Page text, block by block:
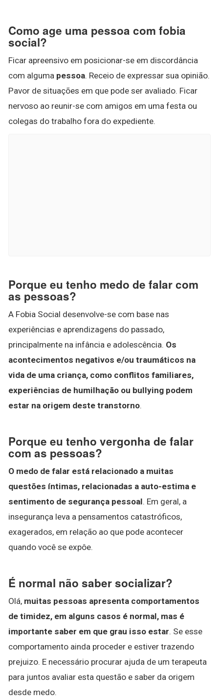
Como age uma pessoa com fobia
social?
Ficar apreensivo em posicionar-se em discordância
com alguma pessoa. Receio de expressar sua opinião.
Pavor de situações em que pode ser avaliado. Ficar
nervoso ao reunir-se com amigos em uma festa ou
colegas do trabalho fora do expediente.
Porque eu tenho medo de falar com
as pessoas?
A Fobia Social desenvolve-se com base nas
experiências e aprendizagens do passado,
principalmente na infância e adolescência. Os
acontecimentos negativos e/ou traumáticos na
vida de uma criança, como conflitos familiares,
experiências de humilhação ou bullying podem
estar na origem deste transtorno.
Porque eu tenho vergonha de falar
com as pessoas?
O medo de falar está relacionado a muitas
questões íntimas, relacionadas a auto-estima e
sentimento de segurança pessoal. Em geral, a
insegurança leva a pensamentos catastróficos,
exagerados, em relação ao que pode acontecer
quando você se expôe.
É normal não saber socializar?
Olá, muitas pessoas apresenta comportamentos
de timidez, em alguns casos é normal, mas é
importante saber em que grau isso estar. Se esse
comportamento ainda proceder e estiver trazendo
prejuizo. E necessário procurar ajuda de um terapeuta
para juntos avaliar esta questão e saber da origem
desde medo.